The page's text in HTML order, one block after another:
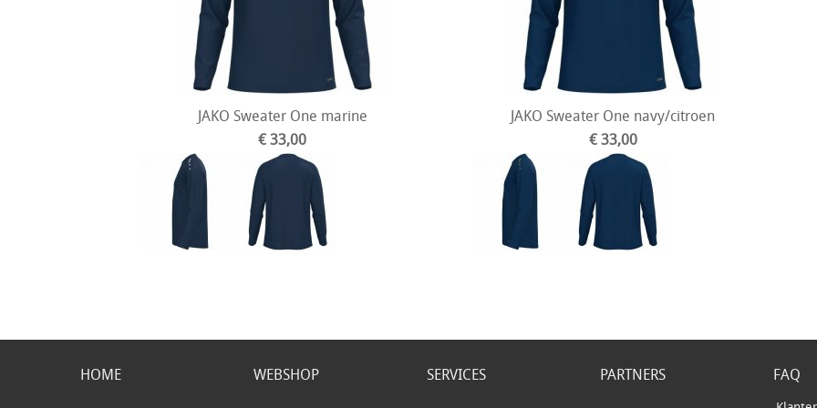
JAKO Sweater One marine
€ 33,00
JAKO Sweater One navy/citroen
€ 33,00
HOME WEBSHOP SERVICES PARTNERS FAQ